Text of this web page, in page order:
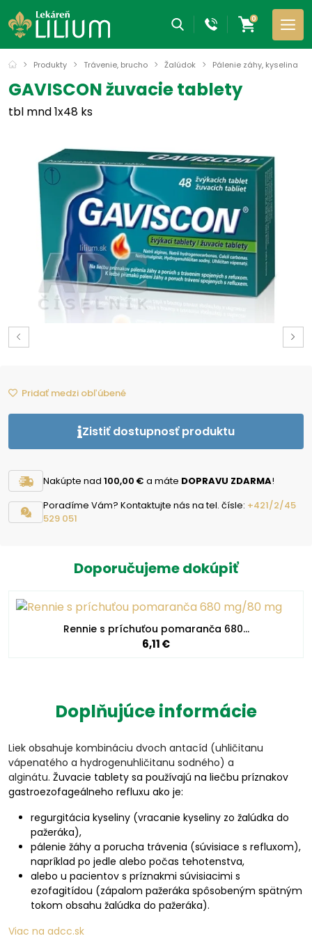
0
Produkty Trávenie, brucho Žalúdok Pálenie záhy, kyselina
GAVISCON žuvacie tablety
tbl mnd 1x48 ks
Pridať medzi obľúbené
Zistiť dostupnosť produktu
Nakúpte nad 100,00 € a máte DOPRAVU ZDARMA!
Poradíme Vám? Kontaktujte nás na tel. čísle: +421/2/45
529 051
Doporučujeme dokúpiť
Rennie s príchuťou pomaranča 680…
6,11 €
Doplňujúce informácie
Liek obsahuje kombináciu dvoch antacíd (uhličitanu
vápenatého a hydrogenuhličitanu sodného) a
alginátu. Žuvacie tablety sa používajú na liečbu príznakov
gastroezofageálneho refluxu ako je:
regurgitácia kyseliny (vracanie kyseliny zo žalúdka do
pažeráka),
pálenie žáhy a porucha trávenia (súvisiace s refluxom),
napríklad po jedle alebo počas tehotenstva,
alebo u pacientov s príznakmi súvisiacimi s
ezofagitídou (zápalom pažeráka spôsobeným spätným
tokom obsahu žalúdka do pažeráka).
Viac na adcc.sk